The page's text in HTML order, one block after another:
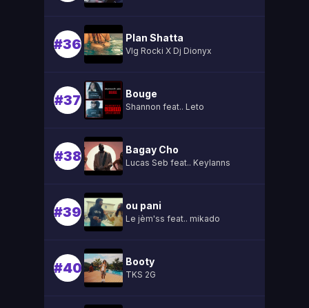
#36 Plan Shatta
Vlg Rocki X Dj Dionyx
#37 Bouge
Shannon feat.. Leto
#38 Bagay Cho
Lucas Seb feat.. Keylanns
#39 ou pani
Le jèm'ss feat.. mikado
#40 Booty
TKS 2G